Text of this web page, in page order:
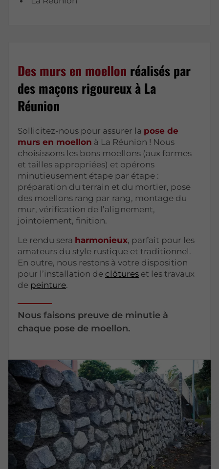
Des murs en moellon réalisés par
des maçons rigoureux à La
Réunion
Sollicitez-nous pour assurer la pose de
murs en moellon à La Réunion ! Nous
choisissons les bons moellons (aux formes
et tailles appropriées) et opérons
minutieusement étape par étape :
préparation du terrain et du mortier, pose
des moellons rang par rang, montage du
mur, vérification de l’alignement,
jointoiement, finition.
Le rendu sera harmonieux, parfait pour les
amateurs du style rustique et traditionnel.
En outre, nous restons à votre disposition
pour l’installation de clôtures et les travaux
de peinture.
Nous faisons preuve de minutie à
chaque pose de moellon.